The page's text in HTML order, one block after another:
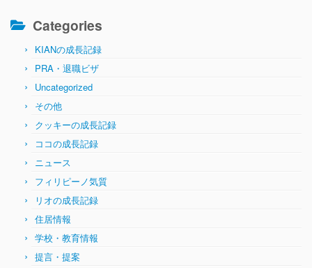
Categories
KIANの成長記録
PRA・退職ビザ
Uncategorized
その他
クッキーの成長記録
ココの成長記録
ニュース
フィリピーノ気質
リオの成長記録
住居情報
学校・教育情報
提言・提案